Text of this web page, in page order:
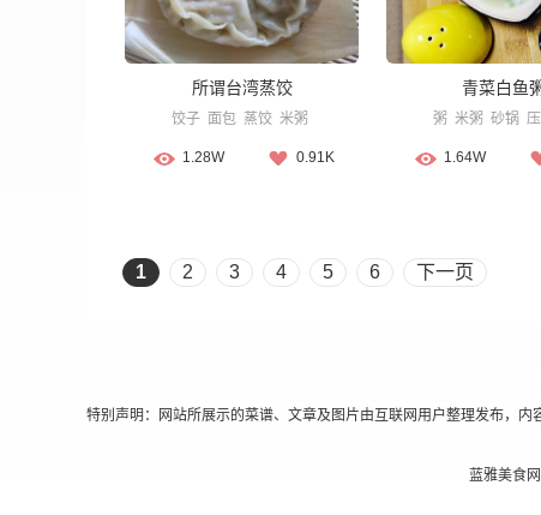
所谓台湾蒸饺
饺子 面包 蒸饺 米粥
1.28W 0.91K
青菜白鱼
粥 米粥 砂锅
1.64W
1 2 3 4 5 6 下一页
特别声明：网站所展示的菜谱、文章及图片由互联网用户整理发布，
蓝雅美食网